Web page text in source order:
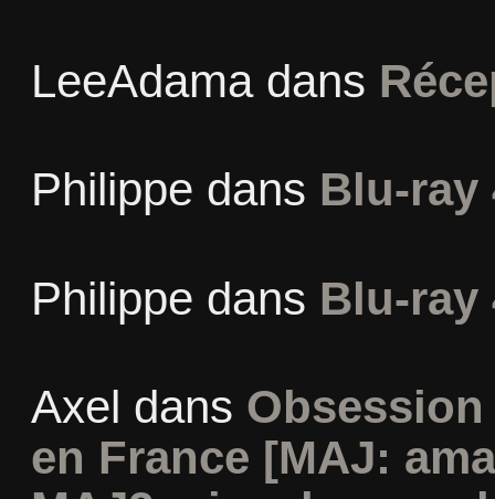
LeeAdamadans
Philippe dans Blu-ray
Philippe dans Blu-ray
Axel dans
en France [MAJ: